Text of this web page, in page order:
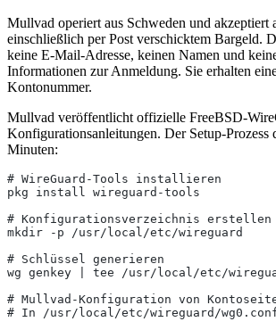
Mullvad operiert aus Schweden und akzeptiert
einschließlich per Post verschicktem Bargeld.
keine E-Mail-Adresse, keinen Namen und
Informationen zur Anmeldung. Sie erhalten
Kontonummer.
Mullvad veröffentlicht offizielle FreeBSD-
Konfigurationsanleitungen. Der Setup-Prozess
Minuten:
# WireGuard-Tools installieren
pkg install wireguard-tools
# Konfigurationsverzeichnis erstellen
mkdir -p /usr/local/etc/wireguard
# Schlüssel generieren
wg genkey | tee /usr/local/etc/
# Mullvad-Konfiguration von
# In /usr/local/etc/wireguard/